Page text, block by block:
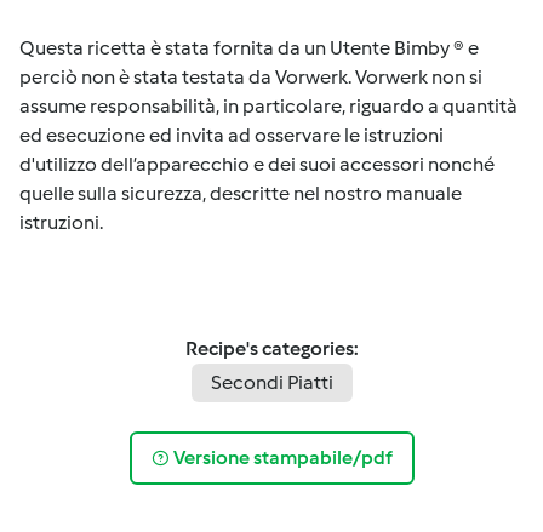
Questa ricetta è stata fornita da un Utente Bimby ® e
perciò non è stata testata da Vorwerk. Vorwerk non si
assume responsabilità, in particolare, riguardo a quantità
ed esecuzione ed invita ad osservare le istruzioni
d'utilizzo dell’apparecchio e dei suoi accessori nonché
quelle sulla sicurezza, descritte nel nostro manuale
istruzioni.
Recipe's categories:
Secondi Piatti
Versione stampabile/pdf